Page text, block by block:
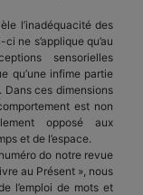
l’inadéquacité des
ne s’applique qu’au
sensorielles
qu’une infime partie
Dans ces dimensions
est non
opposé aux
et de l’espace.
do notre revue
au Présent », nous
l’emploi de mots et